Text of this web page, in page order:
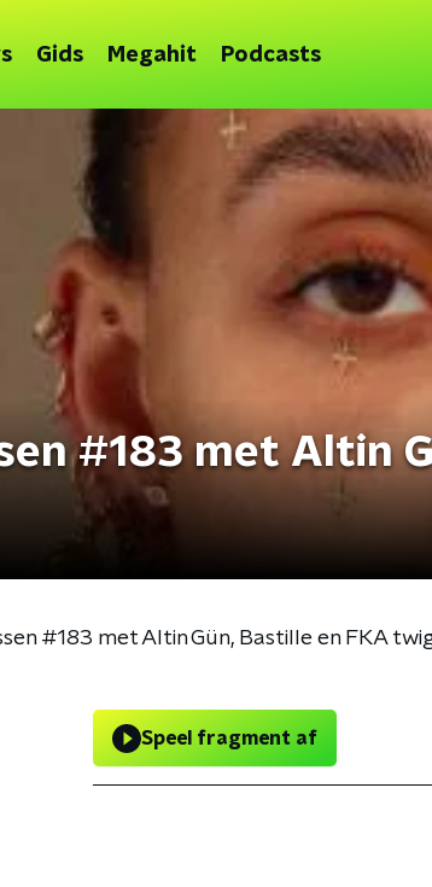
Gids Megahit Podcasts
#183 met Altin
#183 met Altin Gün, Bastille en FKA
Speel fragment af